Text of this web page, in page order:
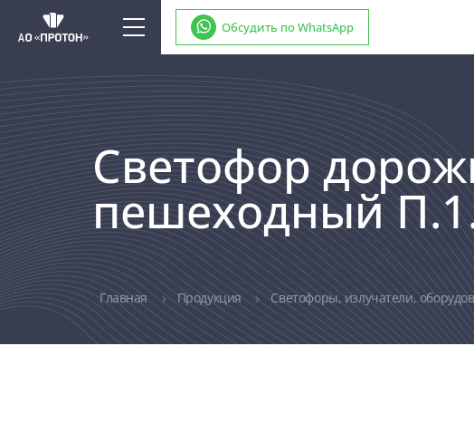
Обсудить по WhatsApp
Светофор
пешеходный
Главная Продукция Светофоры, излучатели,